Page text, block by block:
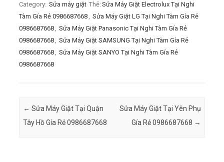
Category: Sửa máy giặt Thẻ: Sửa Máy Giặt Electrolux Tại Nghi
Tàm Gía Rẻ 0986687668, Sửa Máy Giặt LG Tại Nghi Tàm Gía Rẻ
0986687668, Sửa Máy Giặt Panasonic Tại Nghi Tàm Gía Rẻ
0986687668, Sửa Máy Giặt SAMSUNG Tại Nghi Tàm Gía Rẻ
0986687668, Sửa Máy Giặt SANYO Tại Nghi Tàm Gía Rẻ
0986687668
Post navigation
← Sửa Máy Giặt Tại Quận
Tây Hồ Gía Rẻ 0986687668
Sửa Máy Giặt Tại Yên Phụ
Gía Rẻ 0986687668 →